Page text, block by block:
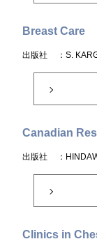
Breast Care
出版社 ：S.
Canadian
出版社 ：
Clinics in